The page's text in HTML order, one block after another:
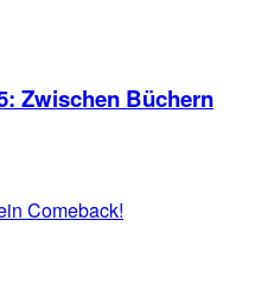
Zwischen Büchern